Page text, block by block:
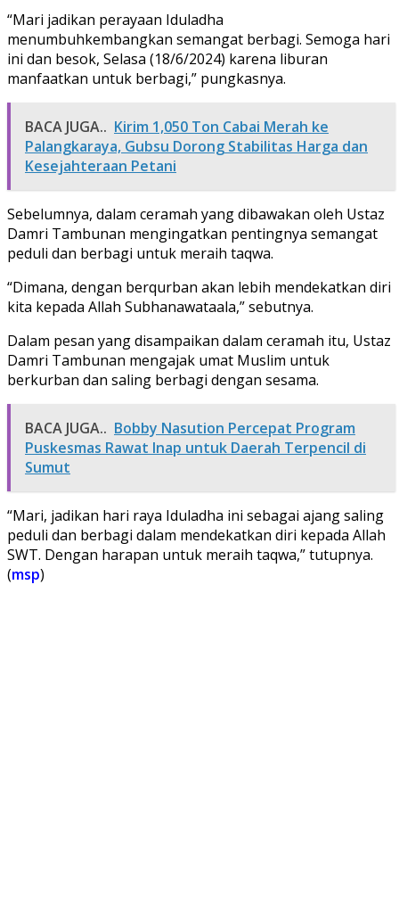
“Mari jadikan perayaan Iduladha
menumbuhkembangkan semangat berbagi. Semoga hari
ini dan besok, Selasa (18/6/2024) karena liburan
manfaatkan untuk berbagi,” pungkasnya.
BACA JUGA.. Kirim 1,050 Ton Cabai Merah ke
Palangkaraya, Gubsu Dorong Stabilitas Harga dan
Kesejahteraan Petani
Sebelumnya, dalam ceramah yang dibawakan oleh Ustaz
Damri Tambunan mengingatkan pentingnya semangat
peduli dan berbagi untuk meraih taqwa.
“Dimana, dengan berqurban akan lebih mendekatkan diri
kita kepada Allah Subhanawataala,” sebutnya.
Dalam pesan yang disampaikan dalam ceramah itu, Ustaz
Damri Tambunan mengajak umat Muslim untuk
berkurban dan saling berbagi dengan sesama.
BACA JUGA.. Bobby Nasution Percepat Program
Puskesmas Rawat Inap untuk Daerah Terpencil di
Sumut
“Mari, jadikan hari raya Iduladha ini sebagai ajang saling
peduli dan berbagi dalam mendekatkan diri kepada Allah
SWT. Dengan harapan untuk meraih taqwa,” tutupnya.
(msp)